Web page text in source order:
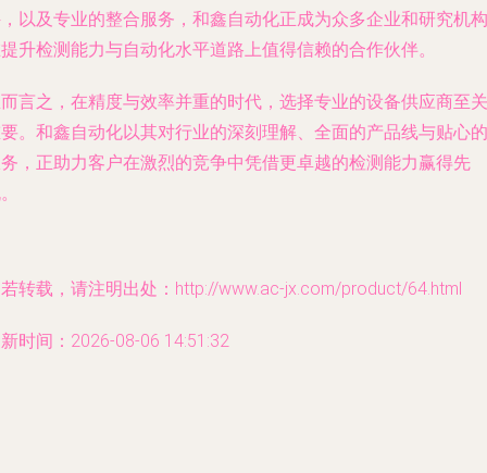
，以及专业的整合服务，和鑫自动化正成为众多企业和研究机构
升检测能力与自动化水平道路上值得信赖的合作伙伴。
言之，在精度与效率并重的时代，选择专业的设备供应商至关
。和鑫自动化以其对行业的深刻理解、全面的产品线与贴心的
，正助力客户在激烈的竞争中凭借更卓越的检测能力赢得先
转载，请注明出处：http://www.ac-jx.com/product/64.html
时间：2026-08-06 14:51:32